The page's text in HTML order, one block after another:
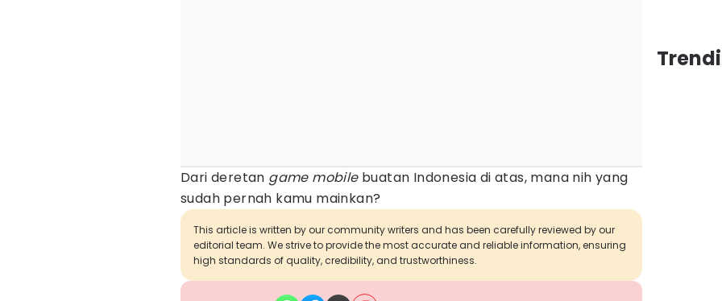
Dari deretan game mobilebuatan Indonesia di atas, mana nih yang
sudah pernah kamu mainkan?
This article is written by our community writers and has been carefully reviewed by our
editorial team. We strive to provide the most accurate and reliable information, ensuring
high standards of quality, credibility, and trustworthiness.